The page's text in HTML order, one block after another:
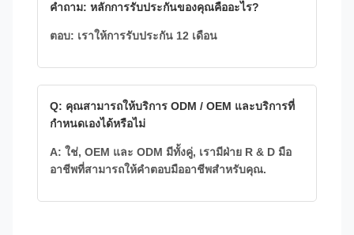
คําถาม: หลักการรับประกันของคุณคืออะไร?
ตอบ: เราให้การรับประกัน 12 เดือน
Q: คุณสามารถให้บริการ ODM / OEM และบริการที่
กําหนดเองได้หรือไม่
A: ใช่, OEM และ ODM มีทั้งคู่, เรามีฝ่าย R & D มือ
อาชีพที่สามารถให้คําตอบมืออาชีพสําหรับคุณ.